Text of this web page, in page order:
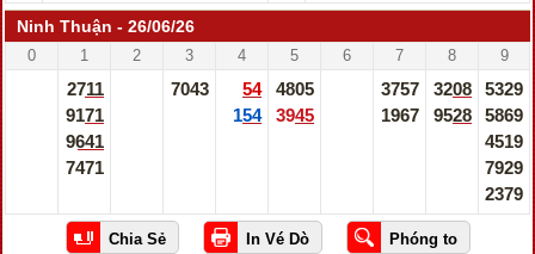
Ninh Thuận - 26/06/26
0 1 2 3 4 5 6 7 8 9
2711
9171
9641
7471
7043
54
154
4805
3945
3757
1967
3208
9528
5329
5869
4519
7929
2379